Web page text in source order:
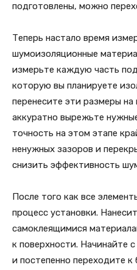
подготовлены, можно
Теперь настало время
шумоизоляционные
измерьте каждую часть
которую вы планируете
перенесите эти размеры
аккуратно вырежьте
точность на этом этапе
ненужных зазоров и
снизить эффективность
После того как все
процесс установки.
самоклеящимися
к поверхности. Начинайте
и постепенно переходите